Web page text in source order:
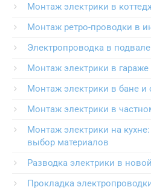
Монтаж электрики в
Монтаж ретро-проводки в
Электропроводка в
Монтаж электрики в гараже
Монтаж электрики в бане и
Монтаж электрики в
Монтаж электрики на кухне:
выбор материалов
Разводка электрики в
Прокладка